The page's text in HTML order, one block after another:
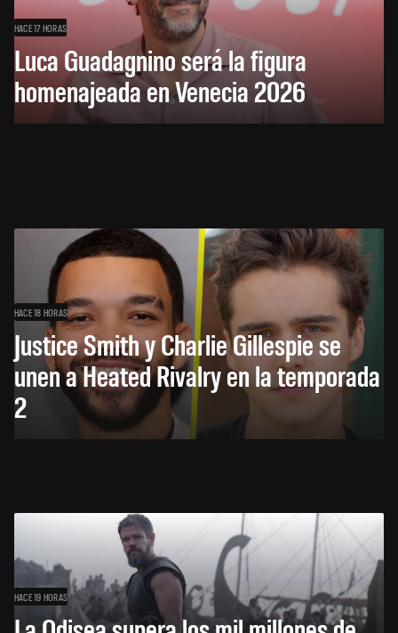
HACE 17 HORAS
Luca Guadagnino será la figura
homenajeada en Venecia 2026
HACE 18 HORAS
Justice Smith y Charlie Gillespie se
unen a Heated Rivalry en la temporada
2
HACE 19 HORAS